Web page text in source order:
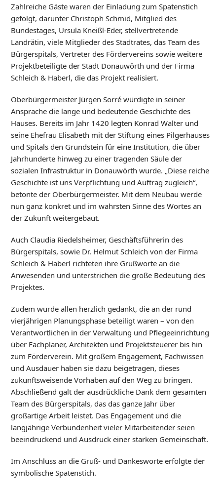
Zahlreiche Gäste waren der Einladung zum Spatenstich
gefolgt, darunter Christoph Schmid, Mitglied des
Bundestages, Ursula Kneißl-Eder, stellvertretende
Landrätin, viele Mitglieder des Stadtrates, das Team des
Bürgerspitals, Vertreter des Fördervereins sowie weitere
Projektbeteiligte der Stadt Donauwörth und der Firma
Schleich & Haberl, die das Projekt realisiert.
Oberbürgermeister Jürgen Sorré würdigte in seiner
Ansprache die lange und bedeutende Geschichte des
Hauses. Bereits im Jahr 1420 legten Konrad Walter und
seine Ehefrau Elisabeth mit der Stiftung eines Pilgerhauses
und Spitals den Grundstein für eine Institution, die über
Jahrhunderte hinweg zu einer tragenden Säule der
sozialen Infrastruktur in Donauwörth wurde. „Diese reiche
Geschichte ist uns Verpflichtung und Auftrag zugleich“,
betonte der Oberbürgermeister. Mit dem Neubau werde
nun ganz konkret und im wahrsten Sinne des Wortes an
der Zukunft weitergebaut.
Auch Claudia Riedelsheimer, Geschäftsführerin des
Bürgerspitals, sowie Dr. Helmut Schleich von der Firma
Schleich & Haberl richteten ihre Grußworte an die
Anwesenden und unterstrichen die große Bedeutung des
Projektes.
Zudem wurde allen herzlich gedankt, die an der rund
vierjährigen Planungsphase beteiligt waren – von den
Verantwortlichen in der Verwaltung und Pflegeeinrichtung
über Fachplaner, Architekten und Projektsteuerer bis hin
zum Förderverein. Mit großem Engagement, Fachwissen
und Ausdauer haben sie dazu beigetragen, dieses
zukunftsweisende Vorhaben auf den Weg zu bringen.
Abschließend galt der ausdrückliche Dank dem gesamten
Team des Bürgerspitals, das das ganze Jahr über
großartige Arbeit leistet. Das Engagement und die
langjährige Verbundenheit vieler Mitarbeitender seien
beeindruckend und Ausdruck einer starken Gemeinschaft.
Im Anschluss an die Gruß- und Dankesworte erfolgte der
symbolische Spatenstich.